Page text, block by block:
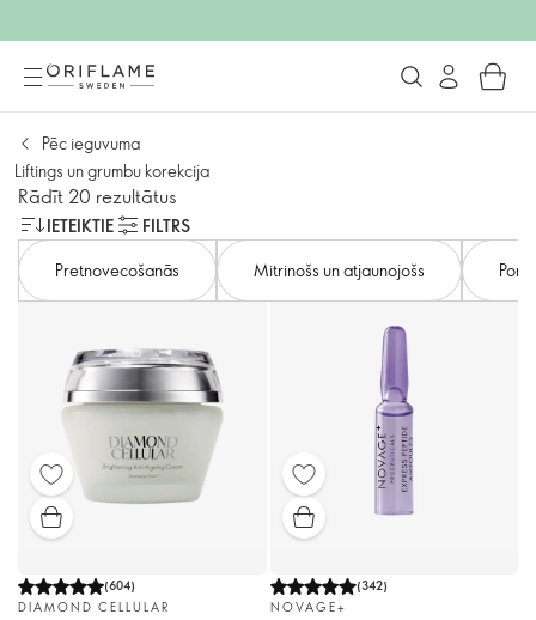
Pēc ieguvuma
Liftings un grumbu korekcija
Rādīt 20 rezultātus
IETEIKTIE
FILTRS
Pretnovecošanās
Mitrinošs un atjaunojošs
(604)
DIAMOND CELLULAR
(342)
NOVAGE+